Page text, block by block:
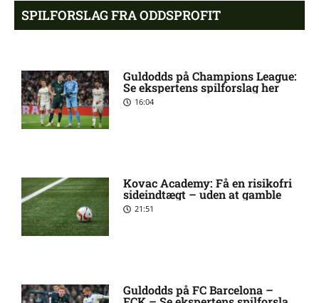
Alexander Magnus Busch
skadet: seneste nyt hos
9:46 am
Mads Lautrup Freundlich på
skadeslisten hos Silkeborg IF
8:31 am
Status på Paul Izzo hos
Randers FC
mod Brøndby IF: Optakt,
forventede opstillinger,
SPILFORSLAG FRA ODDSPROFIT
Guldodds på Champions League:
Se ekspertens spilforslag her
16:04
Kovac Academy: Få en risikofri
sideindtægt – uden at gamble
21:51
Guldodds på FC Barcelona –